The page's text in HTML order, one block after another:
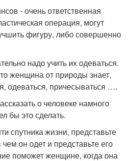
- очень ответственная
операция, могут
фигуру, либо совершенно
надо учить их одеваться.
женщина от природы знает,
одеваться, причесываться ….
о человеке намного
бы это сделать.
спутника жизни, представьте
он одет и представьте его
поможет женщине, когда она